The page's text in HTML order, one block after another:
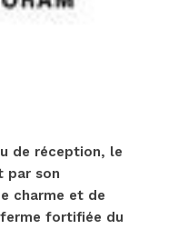
de réception, le
par son
charme et de
fortifiée du